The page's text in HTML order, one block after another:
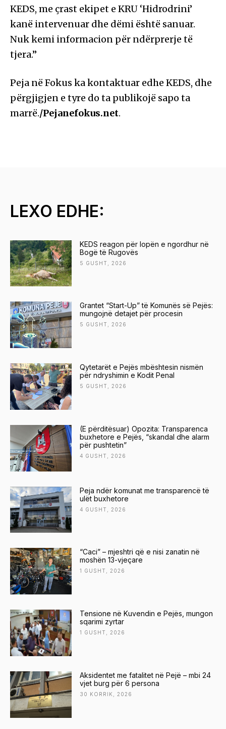
KEDS, me çrast ekipet e KRU ‘Hidrodrini’
kanë intervenuar dhe dëmi është sanuar.
Nuk kemi informacion për ndërprerje të
tjera.”
Peja në Fokus ka kontaktuar edhe KEDS, dhe
përgjigjen e tyre do ta publikojë sapo ta
marrë./Pejanefokus.net.
LEXO EDHE:
KEDS reagon për lopën e ngordhur në
Bogë të Rugovës
5 GUSHT, 2026
Grantet “Start-Up” të Komunës së Pejës:
mungojnë detajet për procesin
5 GUSHT, 2026
Qytetarët e Pejës mbështesin nismën
për ndryshimin e Kodit Penal
5 GUSHT, 2026
(E përditësuar) Opozita: Transparenca
buxhetore e Pejës, “skandal dhe alarm
për pushtetin”
4 GUSHT, 2026
Peja ndër komunat me transparencë të
ulët buxhetore
4 GUSHT, 2026
“Caci” – mjeshtri që e nisi zanatin në
moshën 13-vjeçare
1 GUSHT, 2026
Tensione në Kuvendin e Pejës, mungon
sqarimi zyrtar
1 GUSHT, 2026
Aksidentet me fatalitet në Pejë – mbi 24
vjet burg për 6 persona
30 KORRIK, 2026